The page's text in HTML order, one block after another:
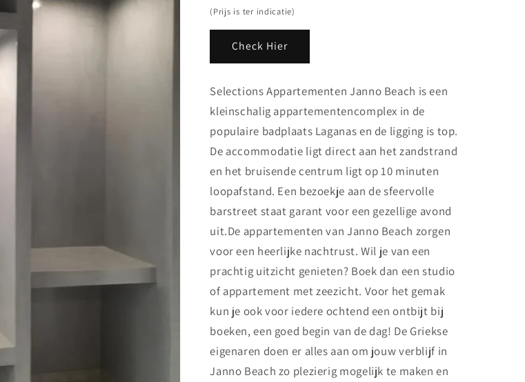
prijs
(Prijs is ter indicatie)
Check Hier
Selections Appartementen Janno Beach is een
kleinschalig appartementencomplex in de
populaire badplaats Laganas en de ligging is top.
De accommodatie ligt direct aan het zandstrand
en het bruisende centrum ligt op 10 minuten
loopafstand. Een bezoekje aan de sfeervolle
barstreet staat garant voor een gezellige avond
uit.De appartementen van Janno Beach zorgen
voor een heerlijke nachtrust. Wil je van een
prachtig uitzicht genieten? Boek dan een studio
of appartement met zeezicht. Voor het gemak
kun je ook voor iedere ochtend een ontbijt bij
boeken, een goed begin van de dag! De Griekse
eigenaren doen er alles aan om jouw verblijf in
Janno Beach zo plezierig mogelijk te maken en